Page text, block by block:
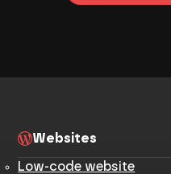
Websites
Low-code website